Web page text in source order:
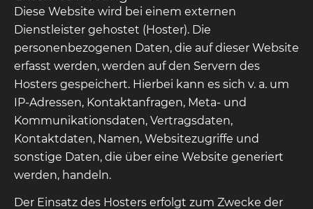
Diese Website wird bei einem externen
Dienstleister gehostet (Hoster). Die
personenbezogenen Daten, die auf dieser Website
erfasst werden, werden auf den Servern des
Hosters gespeichert. Hierbei kann es sich v. a. um
IP-Adressen, Kontaktanfragen, Meta- und
Kommunikationsdaten, Vertragsdaten,
Kontaktdaten, Namen, Websitezugriffe und
sonstige Daten, die über eine Website generiert
werden, handeln.
Der Einsatz des Hosters erfolgt zum Zwecke der